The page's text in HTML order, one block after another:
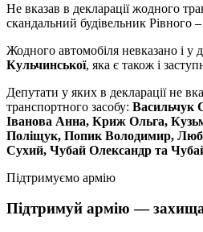
Не вказав в декларації жодного
скандальний будівельник Рівного –
Жодного автомобіля невказано і у
Кульчинської, яка є також і
Депутати у яких в декларації не
транспортного засобу: Васильчук
Іванова Анна, Криж Ольга,
Поліщук, Попик Володимир,
Сухий, Чубай Олександр та
Підтримуємо армію
Підтримуй армію —